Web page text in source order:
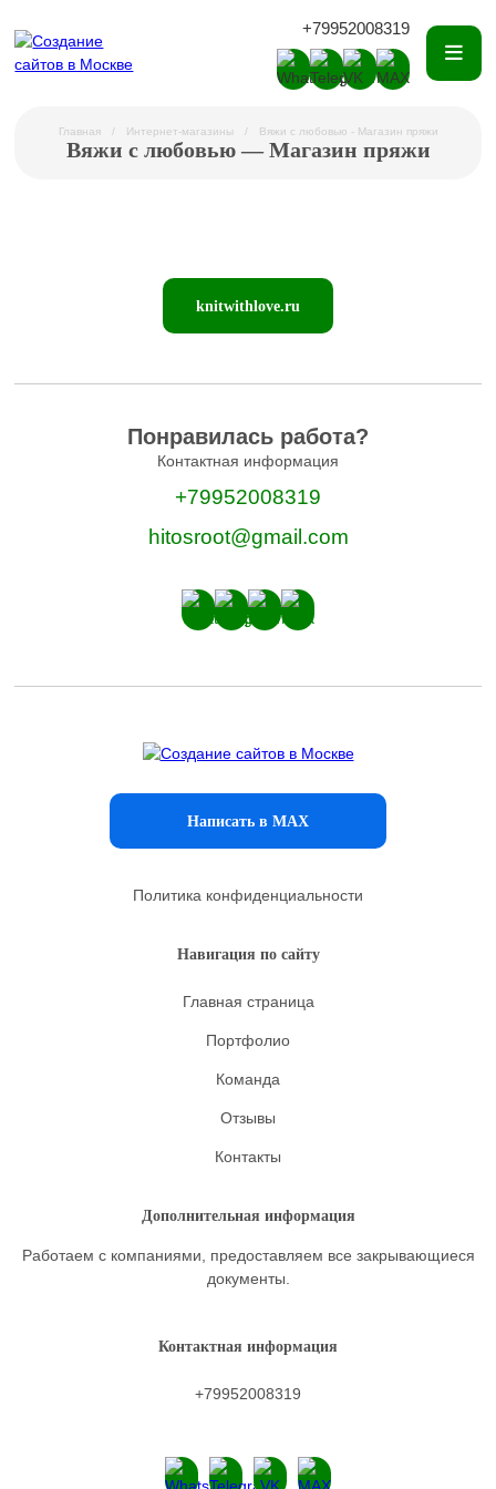
+79952008319
Главная Интернет-магазины Вяжи с любовью - Магазин пряжи
Вяжи с любовью — Магазин пряжи
knitwithlove.ru
Понравилась работа?
Контактная информация
+79952008319
hitosroot@gmail.com
Написать в MAX
Политика конфиденциальности
Навигация по сайту
Главная страница
Портфолио
Команда
Отзывы
Контакты
Дополнительная информация
Работаем с компаниями, предоставляем все закрывающиеся
документы.
Контактная информация
+79952008319